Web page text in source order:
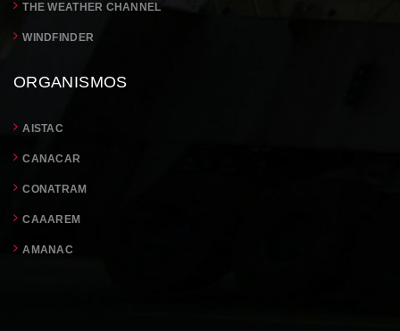
THE WEATHER CHANNEL
WINDFINDER
ORGANISMOS
AISTAC
CANACAR
CONATRAM
CAAAREM
AMANAC